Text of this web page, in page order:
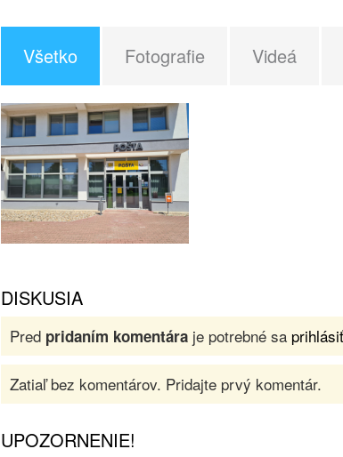
Všetko Fotografie Videá
DISKUSIA
Pred pridaním komentáraje potrebné sa prihlásiť
Zatiaľ bez komentárov. Pridajte prvý komentár.
UPOZORNENIE!